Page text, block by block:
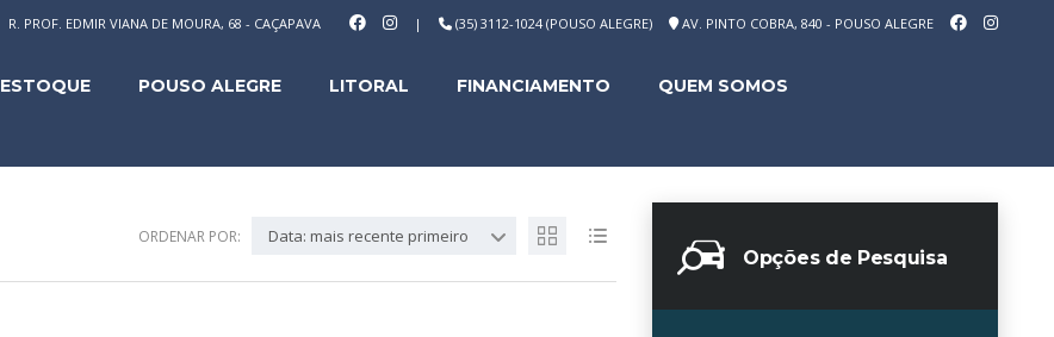
| (35) 3112-1024 (POUSO ALEGRE) AV. PINTO COBRA, 840 - POUSO ALEGRE
R. PROF. EDMIR VIANA DE MOURA, 68 - CAÇAPAVA
ESTOQUE POUSO ALEGRE LITORAL FINANCIAMENTO QUEM SOMOS
Opções de Pesquisa
ORDENAR POR: Data: mais recente primeiro